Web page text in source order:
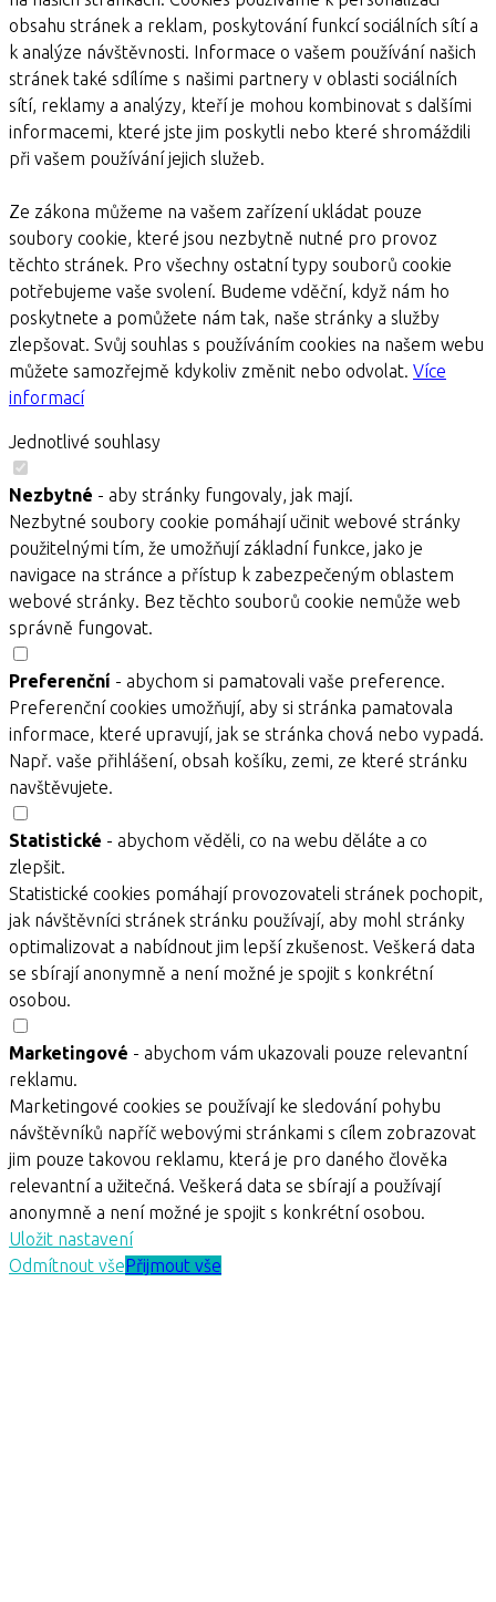
obsahu stránek a reklam, poskytování funkcí sociálních sítí a
k analýze návštěvnosti. Informace o vašem používání našich
stránek také sdílíme s našimi partnery v oblasti sociálních
sítí, reklamy a analýzy, kteří je mohou kombinovat s dalšími
informacemi, které jste jim poskytli nebo které shromáždili
při vašem používání jejich služeb.
Ze zákona můžeme na vašem zařízení ukládat pouze
soubory cookie, které jsou nezbytně nutné pro provoz
těchto stránek. Pro všechny ostatní typy souborů cookie
potřebujeme vaše svolení. Budeme vděční, když nám ho
poskytnete a pomůžete nám tak, naše stránky a služby
zlepšovat. Svůj souhlas s používáním cookies na našem webu
můžete samozřejmě kdykoliv změnit nebo odvolat. Více
informací
Jednotlivé souhlasy
Nezbytné - aby stránky fungovaly, jak mají.
Nezbytné soubory cookie pomáhají učinit webové stránky
použitelnými tím, že umožňují základní funkce, jako je
navigace na stránce a přístup k zabezpečeným oblastem
webové stránky. Bez těchto souborů cookie nemůže web
správně fungovat.
Preferenční - abychom si pamatovali vaše preference.
Preferenční cookies umožňují, aby si stránka pamatovala
informace, které upravují, jak se stránka chová nebo vypadá.
Např. vaše přihlášení, obsah košíku, zemi, ze které stránku
navštěvujete.
Statistické - abychom věděli, co na webu děláte a co
zlepšit.
Statistické cookies pomáhají provozovateli stránek pochopit,
jak návštěvníci stránek stránku používají, aby mohl stránky
optimalizovat a nabídnout jim lepší zkušenost. Veškerá data
se sbírají anonymně a není možné je spojit s konkrétní
osobou.
Marketingové - abychom vám ukazovali pouze relevantní
reklamu.
Marketingové cookies se používají ke sledování pohybu
návštěvníků napříč webovými stránkami s cílem zobrazovat
jim pouze takovou reklamu, která je pro daného člověka
relevantní a užitečná. Veškerá data se sbírají a používají
anonymně a není možné je spojit s konkrétní osobou.
Uložit nastavení
Odmítnout všePřijmout vše